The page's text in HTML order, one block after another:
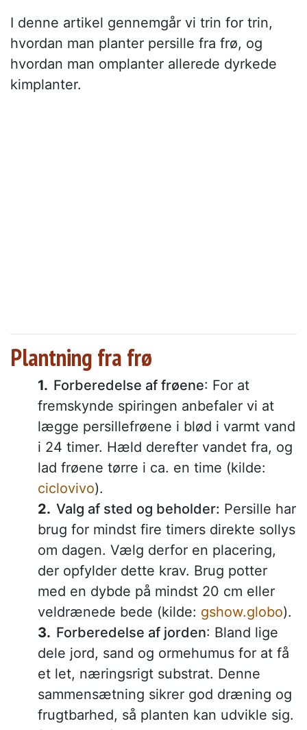
I denne artikel gennemgår vi trin for trin,
hvordan man planter persille fra frø, og
hvordan man omplanter allerede dyrkede
kimplanter.
Plantning fra frø
Forberedelse af frøene: For at
fremskynde spiringen anbefaler vi at
lægge persillefrøene i blød i varmt vand
i 24 timer. Hæld derefter vandet fra, og
lad frøene tørre i ca. en time (kilde:
ciclovivo).
Valg af sted og beholder: Persille har
brug for mindst fire timers direkte sollys
om dagen. Vælg derfor en placering,
der opfylder dette krav. Brug potter
med en dybde på mindst 20 cm eller
veldrænede bede (kilde: gshow.globo).
Forberedelse af jorden: Bland lige
dele jord, sand og ormehumus for at få
et let, næringsrigt substrat. Denne
sammensætning sikrer god dræning og
frugtbarhed, så planten kan udvikle sig.